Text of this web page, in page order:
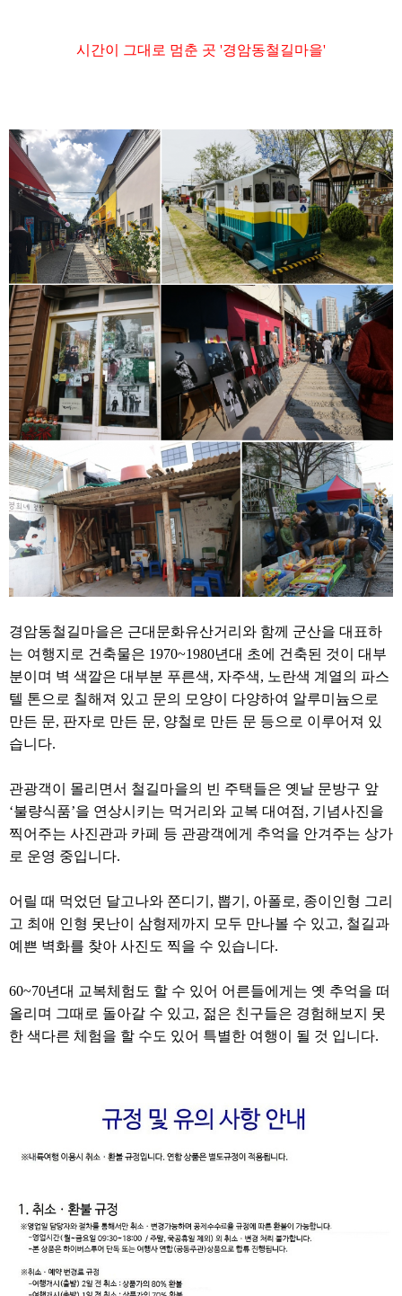
시간이 그대로 멈춘 곳 '경암동철길마을'
경암동철길마을은 근대문화유산거리와 함께 군산을 대표하
는 여행지로 건축물은 1970~1980년대 초에 건축된 것이 대부
분이며 벽 색깔은 대부분 푸른색, 자주색, 노란색 계열의 파스
텔 톤으로 칠해져 있고 문의 모양이 다양하여 알루미늄으로
만든 문, 판자로 만든 문, 양철로 만든 문 등으로 이루어져 있
습니다.
관광객이 몰리면서 철길마을의 빈 주택들은 옛날 문방구 앞
‘불량식품’을 연상시키는 먹거리와 교복 대여점, 기념사진을
찍어주는 사진관과 카페 등 관광객에게 추억을 안겨주는 상가
로 운영 중입니다.
어릴 때 먹었던 달고나와 쫀디기, 뽑기, 아폴로, 종이인형 그리
고 최애 인형 못난이 삼형제까지 모두 만나볼 수 있고, 철길과
예쁜 벽화를 찾아 사진도 찍을 수 있습니다.
60~70년대 교복체험도 할 수 있어 어른들에게는 옛 추억을 떠
올리며 그때로 돌아갈 수 있고, 젊은 친구들은 경험해보지 못
한 색다른 체험을 할 수도 있어 특별한 여행이 될 것 입니다.